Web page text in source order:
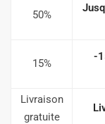
50%
15%
-
Livraison
gratuite